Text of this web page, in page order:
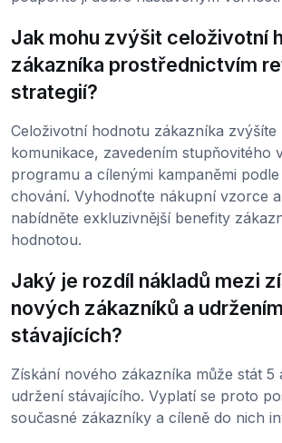
Jak mohu zvýšit celoživotní
zákazníka prostřednictvím
strategií?
Celoživotní hodnotu zákazníka zvýšíte
komunikace, zavedením stupňovitého
programu a cílenými kampaněmi
chování. Vyhodnoťte nákupní vzorce
nabídněte exkluzivnější benefity
hodnotou.
Jaký je rozdíl nákladů mezi
nových zákazníků a udržením
stávajících?
Získání nového zákazníka může stát 5
udržení stávajícího. Vyplatí se proto
současné zákazníky a cíleně do nich